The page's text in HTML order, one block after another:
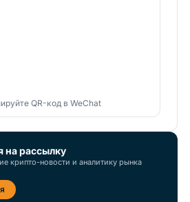
QR-код в WeChat
на рассылку
крипто-новости и аналитику рынка